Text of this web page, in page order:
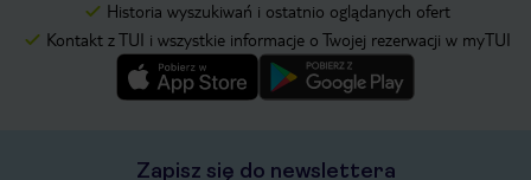
Historia wyszukiwań i ostatnio oglądanych ofert
Kontakt z TUI i wszystkie informacje o Twojej rezerwacji w myTUI
Zapisz się do newslettera